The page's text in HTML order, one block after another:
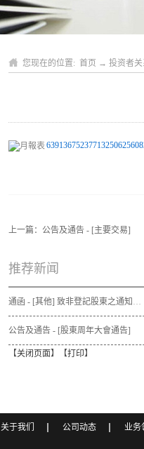
您现在的位置: 首页 → 投资者
上一篇： 公告及通告 - [主要交易]
推荐新闻
通函 - [其他] 致非登記股東之通知信函及申請表格 - 通函連同股東週年大會通告及代表委任表格之發佈通知
公告及通告 - [股東周年大會通告]
【关闭页面】【打印】
关于我们 公司动态 业务